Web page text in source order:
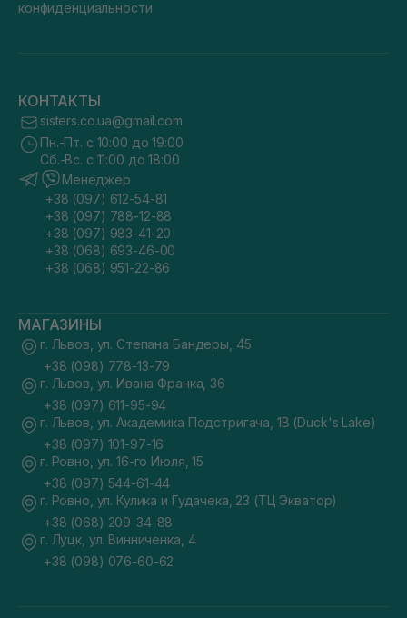
конфиденциальности
КОНТАКТЫ
sisters.co.ua@gmail.com
Пн.-Пт. с 10:00 до 19:00
Сб.-Вс. с 11:00 до 18:00
Менеджер
+38 (097) 612-54-81
+38 (097) 788-12-88
+38 (097) 983-41-20
+38 (068) 693-46-00
+38 (068) 951-22-86
МАГАЗИНЫ
г. Львов, ул. Степана Бандеры, 45
+38 (098) 778-13-79
г. Львов, ул. Ивана Франка, 36
+38 (097) 611-95-94
г. Львов, ул. Академика Подстригача, 1В (Duck's Lake)
+38 (097) 101-97-16
г. Ровно, ул. 16-го Июля, 15
+38 (097) 544-61-44
г. Ровно, ул. Кулика и Гудачека, 23 (ТЦ Экватор)
+38 (068) 209-34-88
г. Луцк, ул. Винниченка, 4
+38 (098) 076-60-62